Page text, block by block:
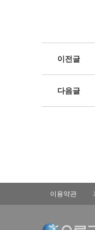
이전글
다음글
이용약관